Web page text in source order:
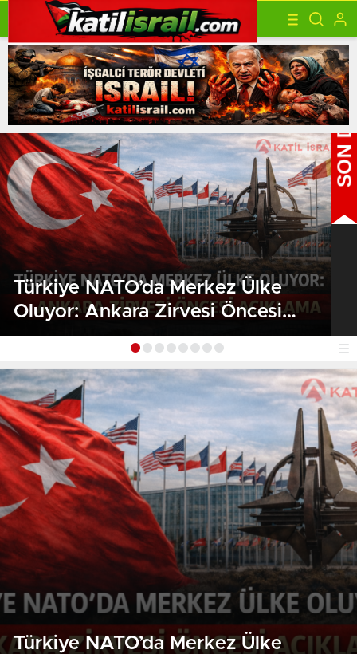
Türkiye NATO’da Merkez Ülke
Oluyor: Ankara Zirvesi Öncesi
Açıklama
Türkiye NATO’da Merkez Ülke